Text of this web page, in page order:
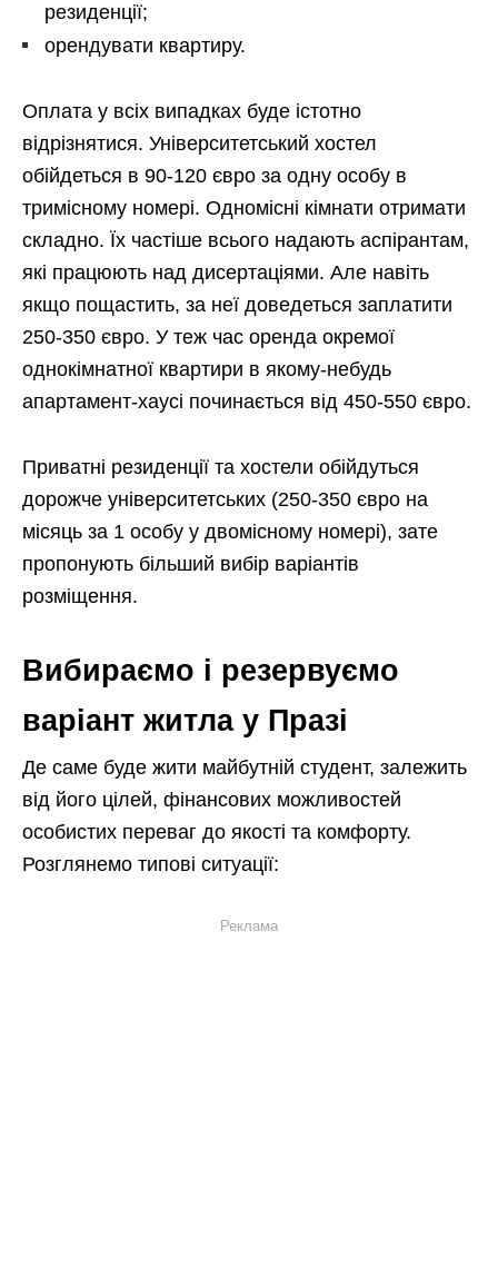
резиденції;
орендувати квартиру.
Оплата у всіх випадках буде істотно
відрізнятися. Університетський хостел
обійдеться в 90-120 євро за одну особу в
тримісному номері. Одномісні кімнати отримати
складно. Їх частіше всього надають аспірантам,
які працюють над дисертаціями. Але навіть
якщо пощастить, за неї доведеться заплатити
250-350 євро. У теж час оренда окремої
однокімнатної квартири в якому-небудь
апартамент-хаусі починається від 450-550 євро.
Приватні резиденції та хостели обійдуться
дорожче університетських (250-350 євро на
місяць за 1 особу у двомісному номері), зате
пропонують більший вибір варіантів
розміщення.
Вибираємо і резервуємо
варіант житла у Празі
Де саме буде жити майбутній студент, залежить
від його цілей, фінансових можливостей
особистих переваг до якості та комфорту.
Розглянемо типові ситуації:
Реклама